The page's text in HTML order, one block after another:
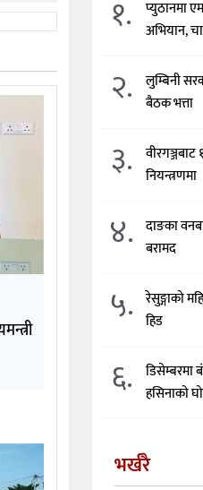
१.
प्युठानमा
अभियान,
२.
लुम्बिनी
बैठक भत्ता
३.
नियन्त्रणमा
४.
दाङका
बरामद
५.
रेसुङ्गाको
हिड
६.
हसिनाको
भर्खरै